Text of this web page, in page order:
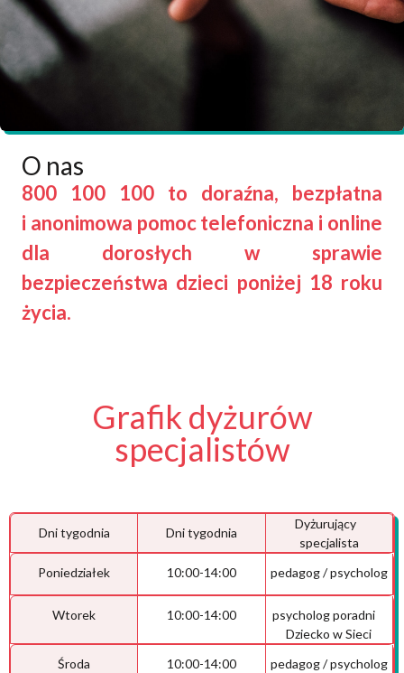
O nas
800 100 100 to doraźna, bezpłatna
i anonimowa pomoc telefoniczna i online
dla dorosłych w sprawie
bezpieczeństwa dzieci poniżej 18 roku
życia.
Grafik dyżurów
specjalistów
Dni tygodnia Dni tygodnia
Dyżurujący
specjalista
Poniedziałek
10:00-14:00 pedagog / psycholog
Wtorek 10:00-14:00
psycholog poradni
Dziecko w Sieci
Środa
10:00-14:00 pedagog / psycholog